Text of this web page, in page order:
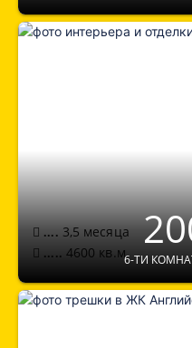
6-ТИ
.... 3,5 месяца
..... 4600 кв.м.